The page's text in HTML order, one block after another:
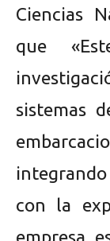
Ciencias
que
sistemas
con la
empresa